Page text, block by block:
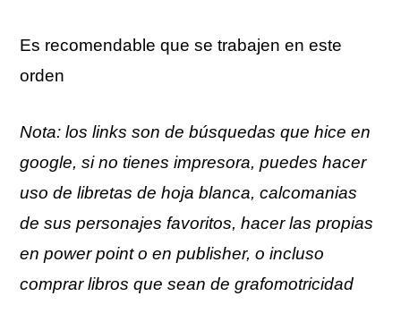
Es recomendable que se trabajen en este
orden
Nota: los links son de búsquedas que hice en
google, si no tienes impresora, puedes hacer
uso de libretas de hoja blanca, calcomanias
de sus personajes favoritos, hacer las propias
en power point o en publisher, o incluso
comprar libros que sean de grafomotricidad